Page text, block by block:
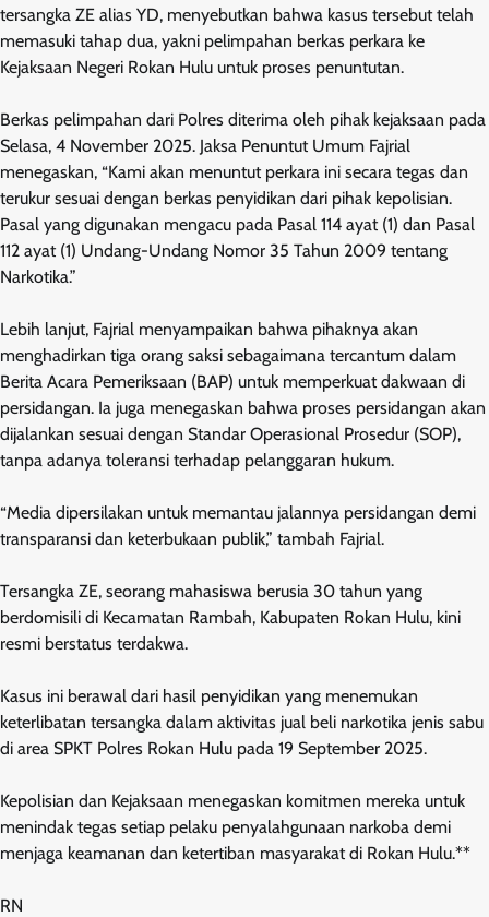
tersangka ZE alias YD, menyebutkan bahwa kasus tersebut telah
memasuki tahap dua, yakni pelimpahan berkas perkara ke
Kejaksaan Negeri Rokan Hulu untuk proses penuntutan.
Berkas pelimpahan dari Polres diterima oleh pihak kejaksaan pada
Selasa, 4 November 2025. Jaksa Penuntut Umum Fajrial
menegaskan, “Kami akan menuntut perkara ini secara tegas dan
terukur sesuai dengan berkas penyidikan dari pihak kepolisian.
Pasal yang digunakan mengacu pada Pasal 114 ayat (1) dan Pasal
112 ayat (1) Undang-Undang Nomor 35 Tahun 2009 tentang
Narkotika.”
Lebih lanjut, Fajrial menyampaikan bahwa pihaknya akan
menghadirkan tiga orang saksi sebagaimana tercantum dalam
Berita Acara Pemeriksaan (BAP) untuk memperkuat dakwaan di
persidangan. Ia juga menegaskan bahwa proses persidangan akan
dijalankan sesuai dengan Standar Operasional Prosedur (SOP),
tanpa adanya toleransi terhadap pelanggaran hukum.
“Media dipersilakan untuk memantau jalannya persidangan demi
transparansi dan keterbukaan publik,” tambah Fajrial.
Tersangka ZE, seorang mahasiswa berusia 30 tahun yang
berdomisili di Kecamatan Rambah, Kabupaten Rokan Hulu, kini
resmi berstatus terdakwa.
Kasus ini berawal dari hasil penyidikan yang menemukan
keterlibatan tersangka dalam aktivitas jual beli narkotika jenis sabu
di area SPKT Polres Rokan Hulu pada 19 September 2025.
Kepolisian dan Kejaksaan menegaskan komitmen mereka untuk
menindak tegas setiap pelaku penyalahgunaan narkoba demi
menjaga keamanan dan ketertiban masyarakat di Rokan Hulu.**
RN